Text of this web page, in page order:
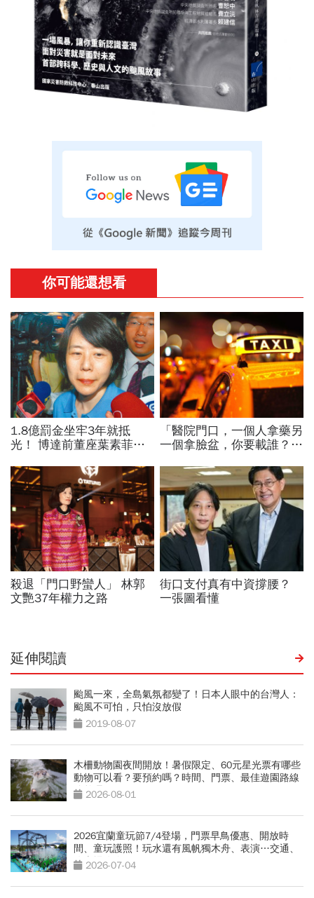
延伸閱讀
颱風一來，全島氣氛都變了！日本人眼中的台灣人：
颱風不可怕，只怕沒放假
2019-08-07
木柵動物園夜間開放！暑假限定、60元星光票有哪些
動物可以看？要預約嗎？時間、門票、最佳遊園路線
總整理
2026-08-01
2026宜蘭童玩節7/4登場，門票早鳥優惠、開放時
間、童玩護照！玩水還有風帆獨木舟、表演…交通、
停車場攻略
2026-07-04